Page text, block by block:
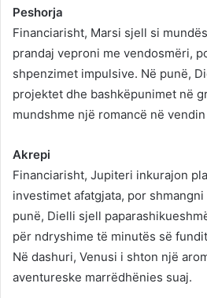
Peshorja
Financiarisht, Marsi sjell si
prandaj veproni me vendosmëri,
shpenzimet impulsive. Në punë,
projektet dhe bashkëpunimet në
mundshme një romancë në
Akrepi
Financiarisht, Jupiteri inkurajon
investimet afatgjata, por
punë, Dielli sjell
për ndryshime të minutës së
Në dashuri, Venusi i shton një
aventureske marrëdhënies suaj.